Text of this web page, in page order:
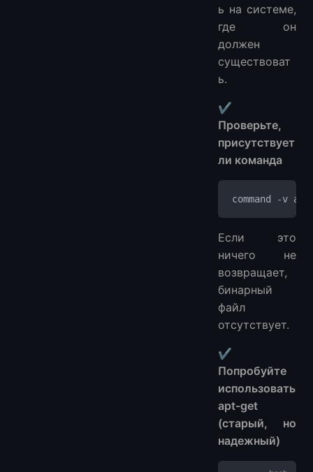
ь на системе,
где он
должен
существоват
ь.
✔
Проверьте,
присутствует
ли команда
command -v apt
Если это
ничего не
возвращает,
бинарный
файл
отсутствует.
✔
Попробуйте
использовать
apt-get
(старый, но
надежный)